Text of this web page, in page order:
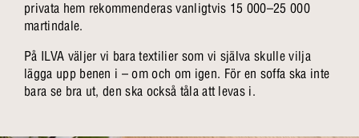
privata hem rekommenderas vanligtvis 15 000–25 000
martindale.
På ILVA väljer vi bara textilier som vi själva skulle vilja
lägga upp benen i – om och om igen. För en soffa ska inte
bara se bra ut, den ska också tåla att levas i.